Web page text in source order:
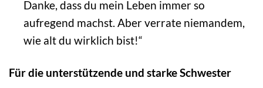
Danke, dass du mein Leben immer so
aufregend machst. Aber verrate niemandem,
wie alt du wirklich bist!“
Für die unterstützende und starke Schwester